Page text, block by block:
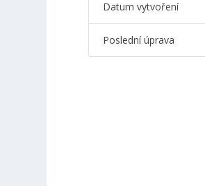
Datum vytvoření
Poslední úprava